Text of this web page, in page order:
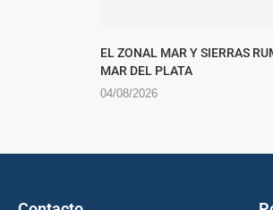
EL ZONAL MAR Y SIERRAS
MAR DEL PLATA
04/08/2026